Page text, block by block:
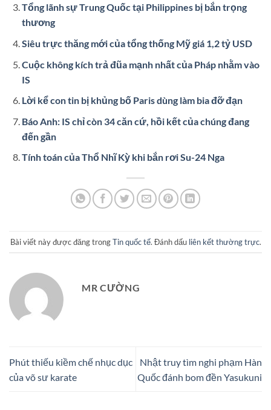
Tổng lãnh sự Trung Quốc tại Philippines bị bắn trọng
thương
Siêu trực thăng mới của tổng thống Mỹ giá 1,2 tỷ USD
Cuộc không kích trả đũa mạnh nhất của Pháp nhằm vào
IS
Lời kể con tin bị khủng bố Paris dùng làm bia đỡ đạn
Báo Anh: IS chỉ còn 34 căn cứ, hồi kết của chúng đang
đến gần
Tính toán của Thổ Nhĩ Kỳ khi bắn rơi Su-24 Nga
Bài viết này được đăng trongTin quốc tế. Đánh dấu liên kết thường trực.
MR CƯỜNG
Phút thiếu kiềm chế nhục dục
của võ sư karate
Nhật truy tìm nghi phạm Hàn
Quốc đánh bom đền Yasukuni